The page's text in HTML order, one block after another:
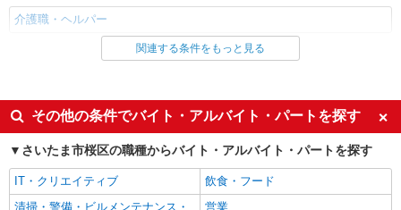
ン代含む)＞
派遣社員
デイサービスでの介護士
時給：無資格1250〜1300円 初任者研修
1400〜1450円 実務者研修1450〜1500円
介護福祉士1500〜1550円 ※資格や経験によ
介護職・ヘルパー
同じ雇用形態から南与野駅の求人を探す
同じ特徴から南与野駅の求人を探す
入社日応相談
未経験歓迎
経験者・有資格者歓迎
新卒・第二新卒歓迎
女性活躍中
主婦・主夫歓迎
関連する条件をもっと見る
その他の条件でバイト・アルバイト・パートを探す
さいたま市桜区の職種からバイト・アルバイト・パートを探す
IT・クリエイティブ
飲食・フード
清掃・警備・ビルメンテナンス・
営業